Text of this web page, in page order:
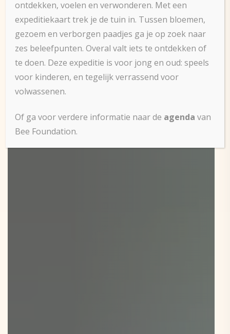
ontdekken, voelen en verwonderen. Met een
expeditiekaart trek je de tuin in. Tussen bloemen,
gezoem en verborgen paadjes ga je op zoek naar
zes beleefpunten. Overal valt iets te ontdekken of
te doen. Deze expeditie is voor jong en oud: speels
voor kinderen, en tegelijk verrassend voor
volwassenen.
Of ga voor verdere informatie naar de agenda van
Bee Foundation.